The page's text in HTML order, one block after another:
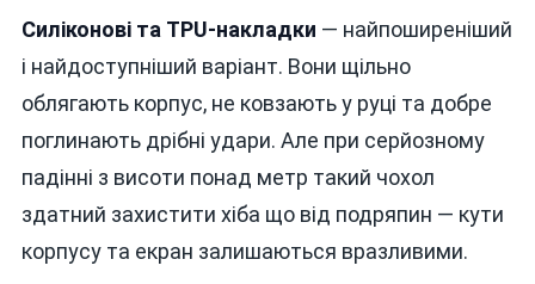
Силіконові та TPU-накладки — найпоширеніший
і найдоступніший варіант. Вони щільно
облягають корпус, не ковзають у руці та добре
поглинають дрібні удари. Але при серйозному
падінні з висоти понад метр такий чохол
здатний захистити хіба що від подряпин — кути
корпусу та екран залишаються вразливими.